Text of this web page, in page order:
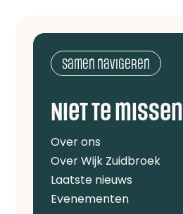
Samen navigeren
Niet te missen
Over ons
Over Wijk Zuidbroek
Laatste nieuws
Evenementen